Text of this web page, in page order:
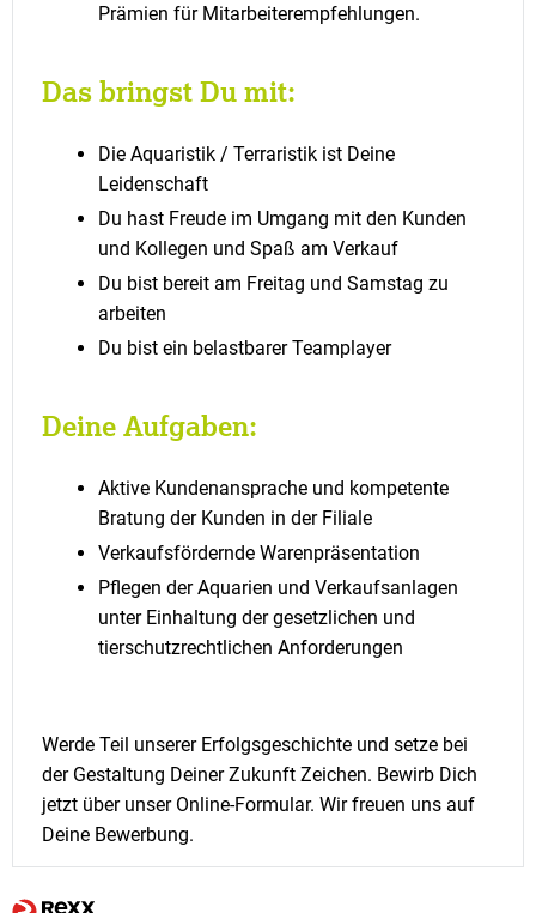
Prämien für Mitarbeiterempfehlungen.
Das bringst Du mit:
Die Aquaristik / Terraristik ist Deine
Leidenschaft
Du hast Freude im Umgang mit den Kunden
und Kollegen und Spaß am Verkauf
Du bist bereit am Freitag und Samstag zu
arbeiten
Du bist ein belastbarer Teamplayer
Deine Aufgaben:
Aktive Kundenansprache und kompetente
Bratung der Kunden in der Filiale
Verkaufsfördernde Warenpräsentation
Pflegen der Aquarien und Verkaufsanlagen
unter Einhaltung der gesetzlichen und
tierschutzrechtlichen Anforderungen
Werde Teil unserer Erfolgsgeschichte und setze bei
der Gestaltung Deiner Zukunft Zeichen. Bewirb Dich
jetzt über unser Online-Formular. Wir freuen uns auf
Deine Bewerbung.